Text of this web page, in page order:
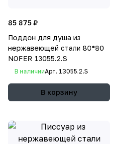
85 875 ₽
Поддон для душа из
нержавеющей стали 80*80
NOFER 13055.2.S
В наличииАрт. 13055.2.S
В корзину